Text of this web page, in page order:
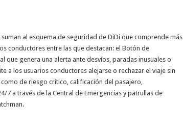
al esquema de seguridad de DiDi que comprende más
conductores entre las que destacan: el Botón de
que genera una alerta ante desvíos, paradas inusuales o
a los usuarios conductores alejarse o rechazar el viaje sin
de riesgo crítico, calificación del pasajero,
a través de la Central de Emergencias y patrullas de